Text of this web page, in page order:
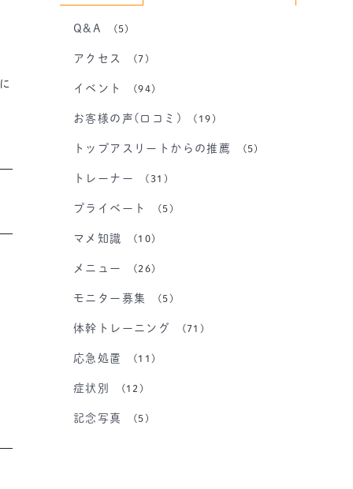
Q&A (5)
アクセス (7)
イベント (94)
お客様の声(口コミ) (19)
トップアスリートからの推薦 (5)
トレーナー (31)
プライベート (5)
マメ知識 (10)
メニュー (26)
モニター募集 (5)
体幹トレーニング (71)
応急処置 (11)
症状別 (12)
記念写真 (5)